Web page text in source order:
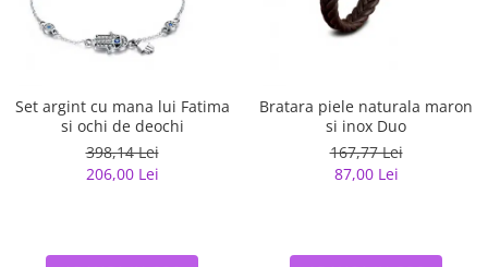
Set argint cu mana lui Fatima
si ochi de deochi
398,14 Lei
206,00 Lei
Bratara piele naturala maron
si inox Duo
167,77 Lei
87,00 Lei